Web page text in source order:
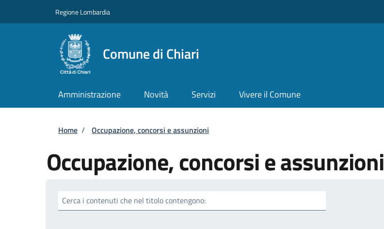
Regione Lombardia
Comune di Chiari
Amministrazione Novità Servizi Vivere il Comune
Briciole di pane
Home / Occupazione, concorsi e assunzioni
Occupazione, concorsi e assunzioni
Cerca i contenuti che nel titolo contengono: